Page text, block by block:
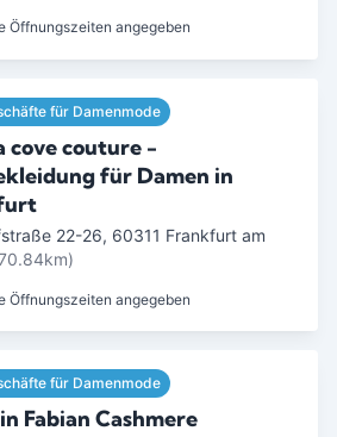
Öffnungszeiten angegeben
für Damenmode
cove couture -
für Damen in
22-26, 60311 Frankfurt am
Öffnungszeiten angegeben
für Damenmode
Fabian Cashmere